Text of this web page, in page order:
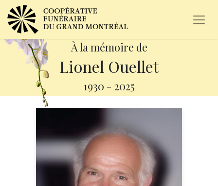
À la mémoire de
Lionel Ouellet
1930 - 2025